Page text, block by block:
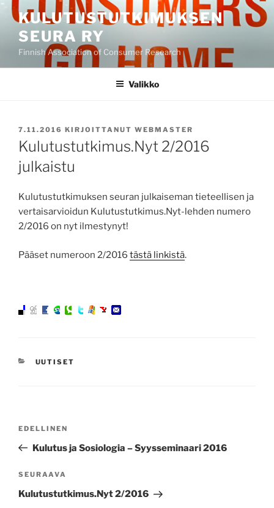
Siirry
sisältöönKULUTUSTUTKIMUKSEN
SEURA RY
Finnish Association of Consumer Research
Valikko
JULKAISTU
7.11.2016 KIRJOITTANUT WEBMASTER
Kulutustutkimus.Nyt 2/2016
julkaistu
Kulutustutkimuksen seuran julkaiseman tieteellisen ja
vertaisarvioidun Kulutustutkimus.Nyt-lehden numero
2/2016 on nyt ilmestynyt!
Pääset numeroon 2/2016 tästä linkistä.
KATEGORIAT
UUTISET
Edellinen
artikkeli
EDELLINEN
Kulutus ja Sosiologia – Syysseminaari 2016
Seuraava
artikkeli
SEURAAVA
Kulutustutkimus.Nyt 2/2016